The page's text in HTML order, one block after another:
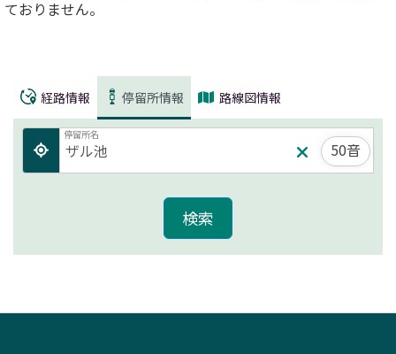
ておりません。
経路情報 停留所情報 路線図情報
停留所名
50音